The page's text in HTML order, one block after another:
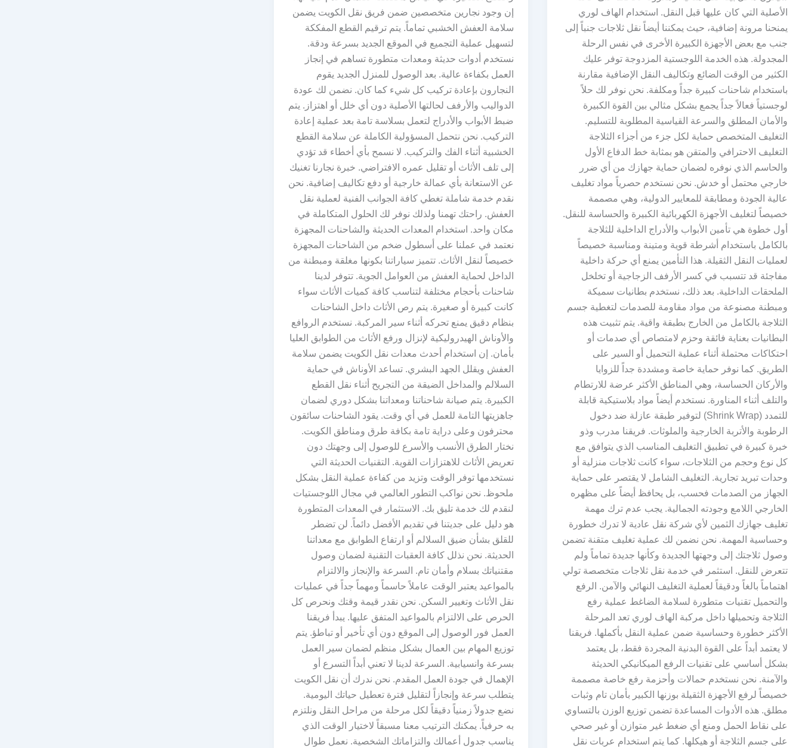
الأصلية التي كان عليها قبل النقل. استخدام الهاف لوري
يمنحنا مرونة إضافية، حيث يمكننا أيضاً نقل ثلاجات جنباً إلى
جنب مع بعض الأجهزة الكبيرة الأخرى في نفس الرحلة
المجدولة. هذه الخدمة اللوجستية المزدوجة توفر عليك
الكثير من الوقت الضائع وتكاليف النقل الإضافية مقارنة
باستخدام شاحنات كبيرة جداً ومكلفة. نحن نوفر لك حلاً
لوجستياً فعالاً جداً يجمع بشكل مثالي بين القوة الكبيرة
والأمان المطلق والسرعة القياسية المطلوبة للتسليم.
التغليف المتخصص حماية لكل جزء من أجزاء الثلاجة
التغليف الاحترافي والمتقن هو بمثابة خط الدفاع الأول
والحاسم الذي نوفره لضمان حماية جهازك من أي ضرر
خارجي محتمل أو خدش. نحن نستخدم حصرياً مواد تغليف
عالية الجودة ومطابقة للمعايير الدولية، وهي مصممة
خصيصاً لتغليف الأجهزة الكهربائية الكبيرة والحساسة للنقل.
أول خطوة هي تأمين الأبواب والأدراج الداخلية للثلاجة
بالكامل باستخدام أشرطة قوية ومتينة ومناسبة خصيصاً
لعمليات النقل الثقيلة. هذا التأمين يمنع أي حركة داخلية
مفاجئة قد تتسبب في كسر الأرفف الزجاجية أو تخلخل
الملحقات الداخلية. بعد ذلك، نستخدم بطانيات سميكة
ومبطنة مصنوعة من مواد مقاومة للصدمات لتغطية جسم
الثلاجة بالكامل من الخارج بطبقة واقية. يتم تثبيت هذه
البطانيات بعناية فائقة وحزم لامتصاص أي صدمات أو
احتكاكات محتملة أثناء عملية التحميل أو السير على
الطريق. كما نوفر حماية خاصة ومشددة جداً للزوايا
والأركان الحساسة، وهي المناطق الأكثر عرضة للارتطام
والتلف أثناء المناورة. نستخدم أيضاً مواد بلاستيكية قابلة
للتمدد (Shrink Wrap) لتوفير طبقة عازلة ضد دخول
الرطوبة والأتربة الخارجية والملوثات. فريقنا مدرب وذو
خبرة كبيرة في تطبيق التغليف المناسب الذي يتوافق مع
كل نوع وحجم من الثلاجات، سواء كانت ثلاجات منزلية أو
وحدات تبريد تجارية. التغليف الشامل لا يقتصر على حماية
الجهاز من الصدمات فحسب، بل يحافظ أيضاً على مظهره
الخارجي اللامع وجودته الجمالية. يجب عدم ترك مهمة
تغليف جهازك الثمين لأي شركة نقل عادية لا تدرك خطورة
وحساسية المهمة. نحن نضمن لك عملية تغليف متقنة تضمن
وصول ثلاجتك إلى وجهتها الجديدة وكأنها جديدة تماماً ولم
تتعرض للنقل. استثمر في خدمة نقل ثلاجات متخصصة تولي
اهتماماً بالغاً ودقيقاً لعملية التغليف النهائي والآمن. الرفع
والتحميل تقنيات متطورة لسلامة الضاغط عملية رفع
الثلاجة وتحميلها داخل مركبة الهاف لوري تعد المرحلة
الأكثر خطورة وحساسية ضمن عملية النقل بأكملها. فريقنا
لا يعتمد أبداً على القوة البدنية المجردة فقط، بل يعتمد
بشكل أساسي على تقنيات الرفع الميكانيكي الحديثة
والآمنة. نحن نستخدم حمالات وأحزمة رفع خاصة مصممة
خصيصاً لرفع الأجهزة الثقيلة بوزنها الكبير بأمان تام وثبات
مطلق. هذه الأدوات المساعدة تضمن توزيع الوزن بالتساوي
على نقاط الحمل ومنع أي ضغط غير متوازن أو غير صحي
على جسم الثلاجة أو هيكلها. كما يتم استخدام عربات نقل
إن وجود نجارين متخصصين ضمن فريق نقل الكويت يضمن
سلامة العفش الخشبي تماماً. يتم ترقيم القطع المفككة
لتسهيل عملية التجميع في الموقع الجديد بسرعة ودقة.
نستخدم أدوات حديثة ومعدات متطورة تساهم في إنجاز
العمل بكفاءة عالية. بعد الوصول للمنزل الجديد يقوم
النجارون بإعادة تركيب كل شيء كما كان. نضمن لك عودة
الدواليب والأرفف لحالتها الأصلية دون أي خلل أو اهتزاز. يتم
ضبط الأبواب والأدراج لتعمل بسلاسة تامة بعد عملية إعادة
التركيب. نحن نتحمل المسؤولية الكاملة عن سلامة القطع
الخشبية أثناء الفك والتركيب. لا نسمح بأي أخطاء قد تؤدي
إلى تلف الأثاث أو تقليل عمره الافتراضي. خبرة نجارنا تغنيك
عن الاستعانة بأي عمالة خارجية أو دفع تكاليف إضافية. نحن
نقدم خدمة شاملة تغطي كافة الجوانب الفنية لعملية نقل
العفش. راحتك تهمنا ولذلك نوفر لك الحلول المتكاملة في
مكان واحد. استخدام المعدات الحديثة والشاحنات المجهزة
نعتمد في عملنا على أسطول ضخم من الشاحنات المجهزة
خصيصاً لنقل الأثاث. تتميز سياراتنا بكونها مغلقة ومبطنة من
الداخل لحماية العفش من العوامل الجوية. تتوفر لدينا
شاحنات بأحجام مختلفة لتناسب كافة كميات الأثاث سواء
كانت كبيرة أو صغيرة. يتم رص الأثاث داخل الشاحنات
بنظام دقيق يمنع تحركه أثناء سير المركبة. نستخدم الروافع
والأوناش الهيدروليكية لإنزال ورفع الأثاث من الطوابق العليا
بأمان. إن استخدام أحدث معدات نقل الكويت يضمن سلامة
العفش ويقلل الجهد البشري. تساعد الأوناش في حماية
السلالم والمداخل الضيقة من التجريح أثناء نقل القطع
الكبيرة. يتم صيانة شاحناتنا ومعداتنا بشكل دوري لضمان
جاهزيتها التامة للعمل في أي وقت. يقود الشاحنات سائقون
محترفون وعلى دراية تامة بكافة طرق ومناطق الكويت.
نختار الطرق الأنسب والأسرع للوصول إلى وجهتك دون
تعريض الأثاث للاهتزازات القوية. التقنيات الحديثة التي
نستخدمها توفر الوقت وتزيد من كفاءة عملية النقل بشكل
ملحوظ. نحن نواكب التطور العالمي في مجال اللوجستيات
لنقدم لك خدمة تليق بك. الاستثمار في المعدات المتطورة
هو دليل على جديتنا في تقديم الأفضل دائماً. لن تضطر
للقلق بشأن ضيق السلالم أو ارتفاع الطوابق مع معداتنا
الحديثة. نحن نذلل كافة العقبات التقنية لضمان وصول
مقتنياتك بسلام وأمان تام. السرعة والإنجاز والالتزام
بالمواعيد يعتبر الوقت عاملاً حاسماً ومهماً جداً في عمليات
نقل الأثاث وتغيير السكن. نحن نقدر قيمة وقتك ونحرص كل
الحرص على الالتزام بالمواعيد المتفق عليها. يبدأ فريقنا
العمل فور الوصول إلى الموقع دون أي تأخير أو تباطؤ. يتم
توزيع المهام بين العمال بشكل منظم لضمان سير العمل
بسرعة وانسيابية. السرعة لدينا لا تعني أبداً التسرع أو
الإهمال في جودة العمل المقدم. نحن ندرك أن نقل الكويت
يتطلب سرعة وإنجازاً لتقليل فترة تعطيل حياتك اليومية.
نضع جدولاً زمنياً دقيقاً لكل مرحلة من مراحل النقل ونلتزم
به حرفياً. يمكنك الترتيب معنا مسبقاً لاختيار الوقت الذي
يناسب جدول أعمالك والتزاماتك الشخصية. نعمل طوال